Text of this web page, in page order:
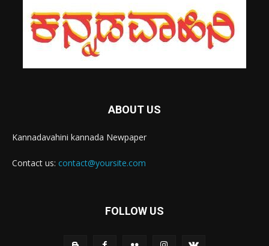
ABOUT US
Kannadavahini kannada Newpaper
Contact us: contact@yoursite.com
FOLLOW US